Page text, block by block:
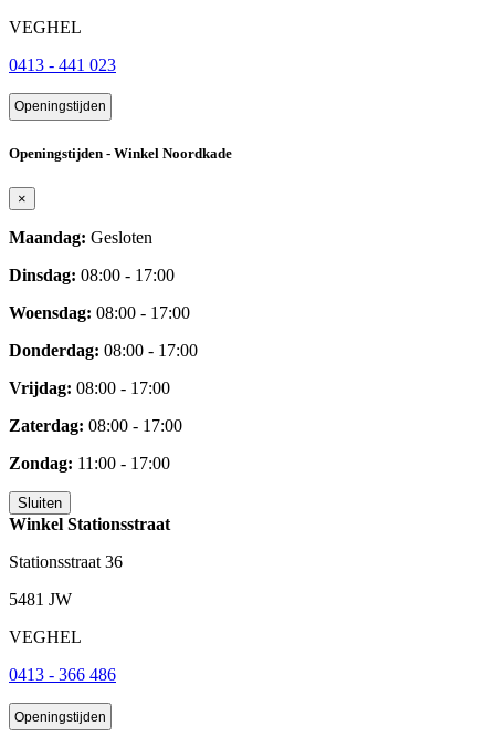
VEGHEL
0413 - 441 023
Openingstijden
Openingstijden - Winkel Noordkade
×
Maandag: Gesloten
Dinsdag: 08:00 - 17:00
Woensdag: 08:00 - 17:00
Donderdag: 08:00 - 17:00
Vrijdag: 08:00 - 17:00
Zaterdag: 08:00 - 17:00
Zondag: 11:00 - 17:00
Sluiten
Winkel Stationsstraat
Stationsstraat 36
5481 JW
VEGHEL
0413 - 366 486
Openingstijden